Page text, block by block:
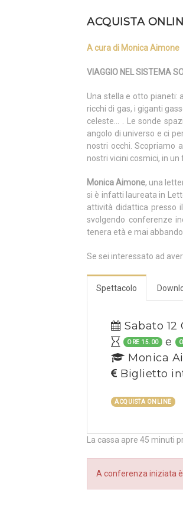
ACQUISTA
A cura di Monica Aimone
VIAGGIO NEL SISTEMA
Una stella e otto pianeti:
ricchi di gas, i giganti
celeste… . Le sonde
angolo di universo e ci
nostri occhi. Scopriamo
nostri vicini cosmici, in
Monica Aimone, una
si è infatti laureata in
attività didattica presso
svolgendo conferenze
tenera età e mai
Se sei interessato ad
Spettacolo
Sabato 12
ORE 15.00 e
Monica
Biglietto
ACQUISTA ONLINE
La cassa apre 45 minuti
A conferenza iniziata è